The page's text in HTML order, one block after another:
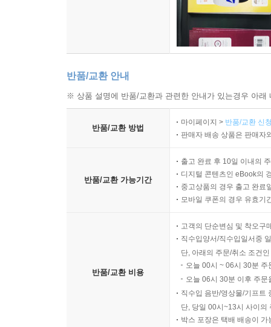
반품/교환 안내
※ 상품 설명에 반품/교환과 관련한 안내가 있는경우 아
반품/교환 방법
마이페이지 > 반품/교환 신
판매자 배송 상품은 판매자
반품/교환 가능기간
출고 완료 후 10일 이내의
디지털 콘텐츠인 eBook의
중고상품의 경우 출고 완료
모바일 쿠폰의 경우 유효기
반품/교환 비용
고객의 단순변심 및 착오구
직수입양서/직수입일서중
단, 아래의 주문/취소 조건
오늘 00시 ~ 06시 30분
오늘 06시 30분 이후 주
직수입 음반/영상물/기프트
단, 당일 00시~13시 사이의
박스 포장은 택배 배송이